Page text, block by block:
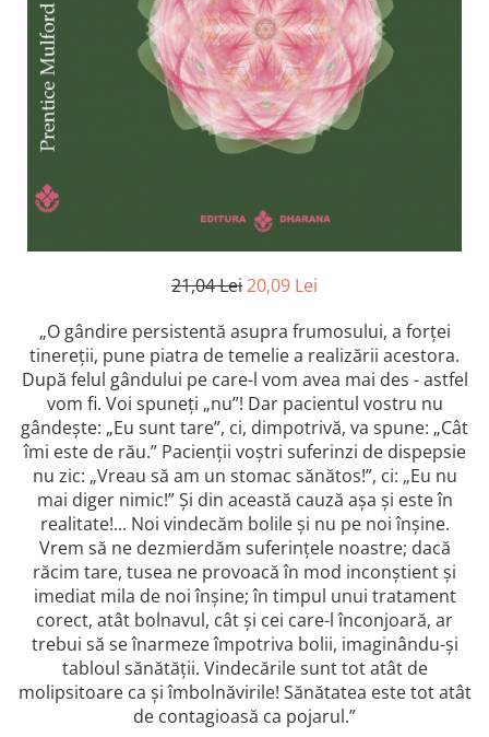
21,04 Lei20,09 Lei
„O gândire persistentă asupra frumosului, a forței
tinereții, pune piatra de temelie a realizării acestora.
După felul gândului pe care-l vom avea mai des - astfel
vom f. Voi spuneți „nu”! Dar pacientul vostru nu
gândește: „Eu sunt tare”, ci, dimpotrivă, va spune: „Cât
îmi este de rău.” Pacienții voștri suferinzi de dispepsie
nu zic: „Vreau să am un stomac sănătos!”, ci: „Eu nu
mai diger nimic!” Și din această cauză așa și este în
realitate!... Noi vindecăm bolile și nu pe noiînșine.
Vrem să ne dezmierdăm suferințele noastre; dacă
răcim tare, tusea ne provoacă în mod inconștient și
imediat mila de noiînșine; în timpul unui tratament
corect, atât bolnavul, cât și cei care-l înconjoară, ar
trebui să se înarmeze împotriva bolii, imaginându-și
tabloul sănătății. Vindecările sunt tot atât de
molipsitoare ca și îmbolnăvirile! Sănătatea este tot atât
de contagioasă ca pojarul.”